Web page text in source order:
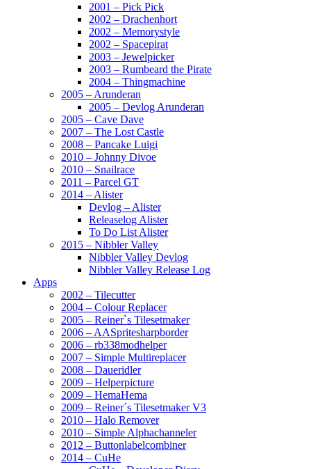
2001 – Pick Pick
2002 – Drachenhort
2002 – Memorystyle
2002 – Spacepirat
2003 – Jewelpicker
2003 – Rumbeard the Pirate
2004 – Thingmachine
2005 – Arunderan
2005 – Devlog Arunderan
2005 – Cave Dave
2007 – The Lost Castle
2008 – Pancake Luigi
2010 – Johnny Divoe
2010 – Snailrace
2011 – Parcel GT
2014 – Alister
Devlog – Alister
Releaselog Alister
To Do List Alister
2015 – Nibbler Valley
Nibbler Valley Devlog
Nibbler Valley Release Log
Apps
2002 – Tilecutter
2004 – Colour Replacer
2005 – Reiner`s Tilesetmaker
2006 – AASpritesharpborder
2006 – rb338modhelper
2007 – Simple Multireplacer
2008 – Daueridler
2009 – Helperpicture
2009 – HemaHema
2009 – Reiner´s Tilesetmaker V3
2010 – Halo Remover
2010 – Simple Alphachanneler
2012 – Buttonlabelcombiner
2014 – CuHe